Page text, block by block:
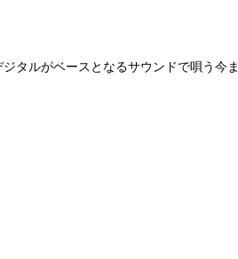
タルがベースとなるサウンドで唄う今ま